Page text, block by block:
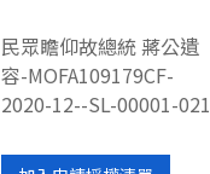
民眾瞻仰故總統 蔣公遺
容-MOFA109179CF-
2020-12--SL-00001-021